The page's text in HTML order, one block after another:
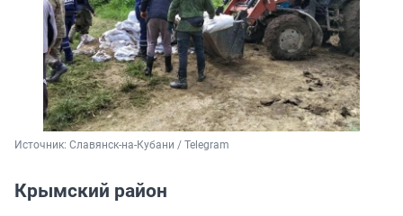
Источник: Славянск-на-Кубани / Telegram
Крымский район